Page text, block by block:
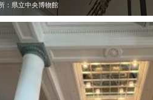
：県立中央博物館